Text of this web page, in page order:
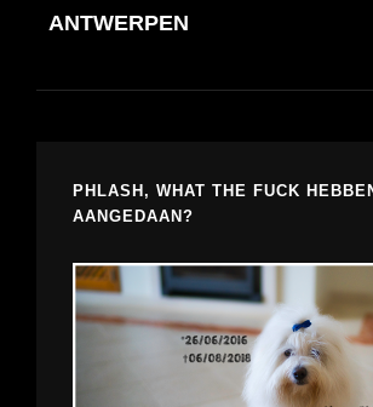
ANTWERPEN
PHLASH, WHAT THE FUCK
AANGEDAAN?